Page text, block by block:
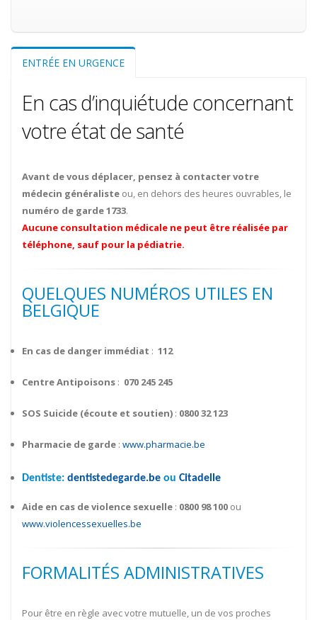
ENTRÉE EN URGENCE
En cas d’inquiétude concernant
votre état de santé
Avant de vous déplacer, pensez à contacter votre
médecin généraliste ou, en dehors des heures ouvrables, le
numéro de garde 1733.
Aucune consultation médicale ne peut être réalisée par
téléphone, sauf pour la pédiatrie.
QUELQUES NUMÉROS UTILES EN
BELGIQUE
En cas de danger immédiat : 112
Centre Antipoisons : 070 245 245
SOS Suicide (écoute et soutien) : 0800 32 123
Pharmacie de garde : www.pharmacie.be
Dentiste: dentistedegarde.be ou Citadelle
Aide en cas de violence sexuelle : 0800 98 100 ou
www.violencessexuelles.be
FORMALITÉS ADMINISTRATIVES
Pour être en règle avec votre mutuelle, un de vos proches